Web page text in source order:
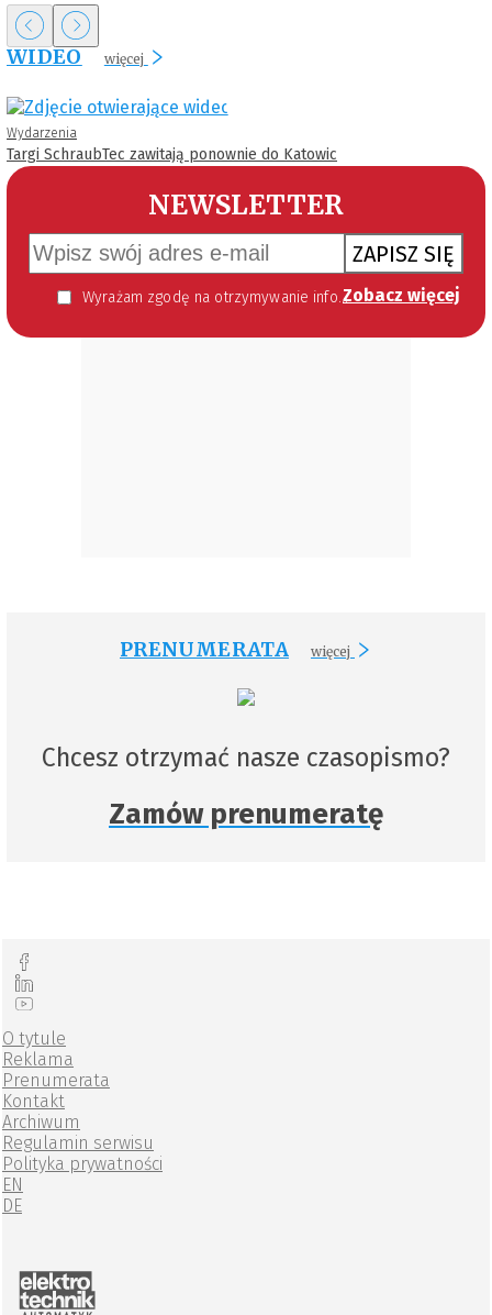
WIDEO więcej
Wydarzenia
Targi SchraubTec zawitają ponownie do Katowic
NEWSLETTER
ZAPISZ SIĘ
Wyrażam zgodę na otrzymywanie informacji handlowej kierowanej do mnie za pomocą środków komunikacji elektronicznej w szczególności poczty elektronicznej zgodnie z przepisem art. 10 ust 2 ustawy z dnia 18 lipca 2002 roku o świadczeniu usług drogą elektroniczną (Dz. U. 144 z 2002 r. poz. 1204). Zgoda jest dobrowolna, jednak jej wyrażenie jest konieczne, aby otrzymywać newsletter. Zobacz więcej
PRENUMERATA więcej
Chcesz otrzymać nasze czasopismo?
Zamów prenumeratę
O tytule
Reklama
Prenumerata
Kontakt
Archiwum
Regulamin serwisu
Polityka prywatności
EN
DE